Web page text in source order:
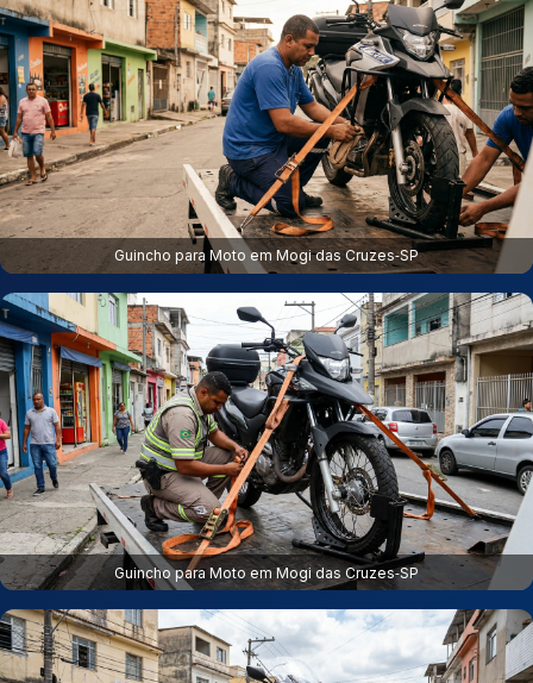
Guincho para Moto em Mogi das Cruzes‑SP
Guincho para Moto em Mogi das Cruzes‑SP